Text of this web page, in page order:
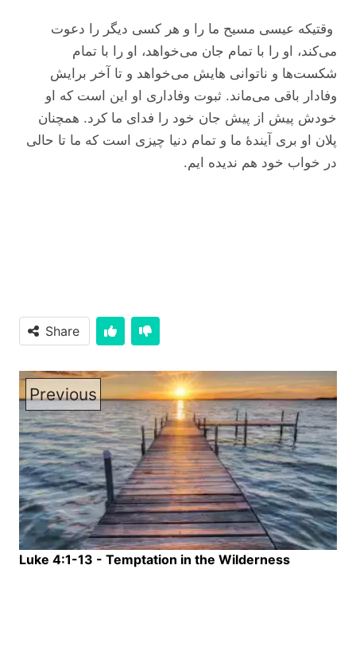
وقتیکه عیسی مسیح ما را و هر کسی دیگر را دعوت
می‌کند، او را با تمام جان می‌خواهد، او را با تمام
شکست‌ها و ناتوانی هایش می‌خواهد و تا آخر برایش
وفادار باقی می‌ماند. ثبوت وفاداری او این است که او
خودش پیش از پیش جان خود را فدای ما کرد. همچنان
پلان او بری آیندۀ ما و تمام دنیا چیزی است که ما تا حالی
در خواب خود هم ندیده ایم.
Share
Previous
Luke 4:1-13 - Temptation in the Wilderness